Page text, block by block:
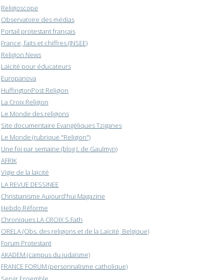
Religioscope
Observatoire des médias
Portail protestant français
France, faits et chiffres (INSEE)
Religion News
Laïcité pour éducateurs
Europanova
HuffingtonPost Religion
La Croix Religion
Le Monde des religions
Site documentaire Evangéliques Tziganes
Le Monde (rubrique "Religion")
Une foi par semaine (blog I. de Gaulmyn)
AFRIK
Vigie de la laïcité
LA REVUE DESSINEE
Christianisme Aujourd'hui Magazine
Hebdo Réforme
Chroniques LA CROIX S.Fath
ORELA (Obs. des religions et de la Laïcité, Belgique)
Forum Protestant
AKADEM (campus du judaïsme)
FRANCE FORUM (personnalisme catholique)